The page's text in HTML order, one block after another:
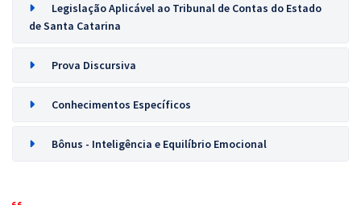
Legislação Aplicável ao Tribunal de Contas do Estado
de Santa Catarina
Prova Discursiva
Conhecimentos Específicos
Bônus - Inteligência e Equilíbrio Emocional